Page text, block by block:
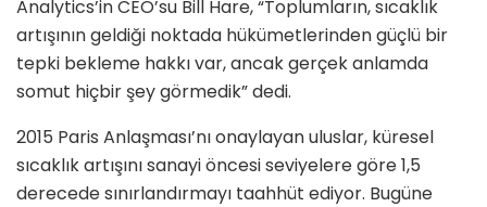
Analytics’in CEO’su Bill Hare, “Toplumların, sıcaklık
artışının geldiği noktada hükümetlerinden güçlü bir
tepki bekleme hakkı var, ancak gerçek anlamda
somut hiçbir şey görmedik” dedi.
2015 Paris Anlaşması’nı onaylayan uluslar, küresel
sıcaklık artışını sanayi öncesi seviyelere göre 1,5
derecede sınırlandırmayı taahhüt ediyor. Bugüne